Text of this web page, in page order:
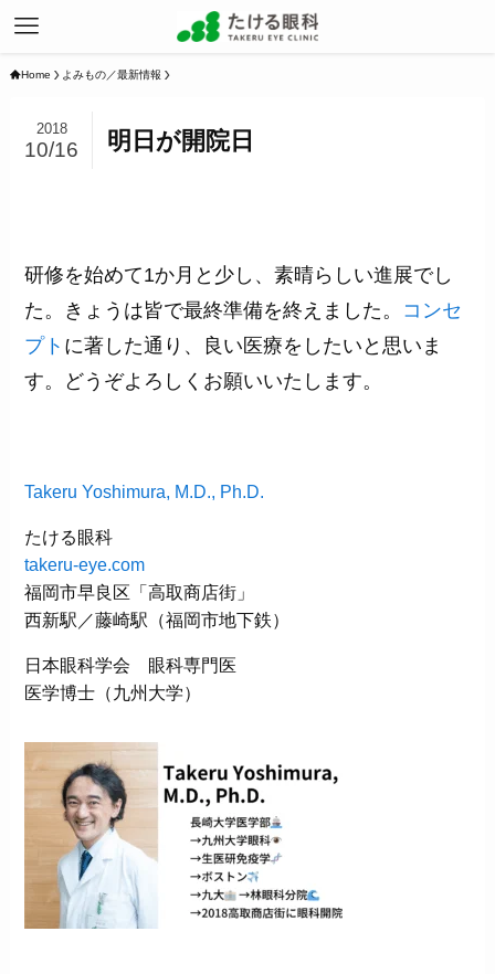
Home よみもの／最新情報
明日が開院日
2018
10/16
研修を始めて1か月と少し、素晴らしい進展でし
た。きょうは皆で最終準備を終えました。 コンセ
プト に著した通り、良い医療をしたいと思いま
す。どうぞよろしくお願いいたします。
Takeru Yoshimura, M.D., Ph.D.
たける眼科
takeru-eye.com
福岡市早良区「高取商店街」
西新駅／藤崎駅（福岡市地下鉄）
日本眼科学会 眼科専門医
医学博士（九州大学）